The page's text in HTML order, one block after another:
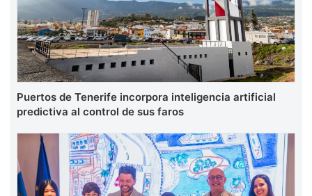
Puertos de Tenerife incorpora inteligencia artificial
predictiva al control de sus faros